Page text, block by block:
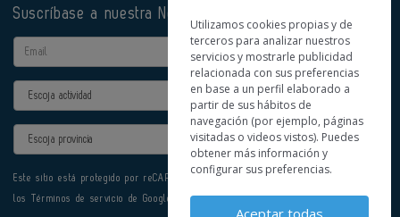
Suscríbase a nuestra Newsletter
Email
Actividad
Provincia
Este sitio está protegido por reCAPTCHA y se aplican la
los Términos de servicio de Google.
Utilizamos cookies propias y de
terceros para analizar nuestros
servicios y mostrarle publicidad
relacionada con sus preferencias
en base a un perfil elaborado a
partir de sus hábitos de
navegación (por ejemplo, páginas
visitadas o videos vistos). Puedes
obtener más información y
configurar sus preferencias.
Aceptar todas